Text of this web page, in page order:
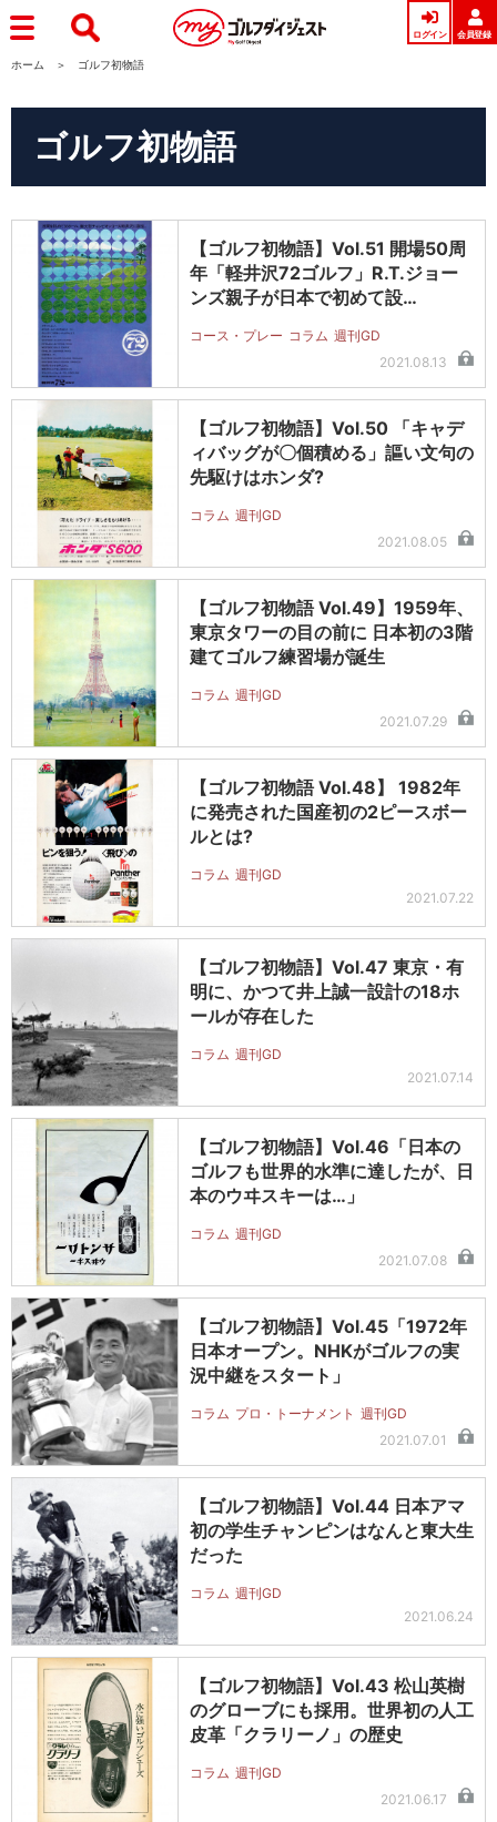
ログイン 会員登録
ホーム ゴルフ初物語
ゴルフ初物語
【ゴルフ初物語】Vol.51 開場50周
年「軽井沢72ゴルフ」R.T.ジョー
ンズ親子が日本で初めて設…
コース・プレー コラム 週刊GD
2021.08.13
【ゴルフ初物語】Vol.50 「キャデ
ィバッグが〇個積める」謳い文句の
先駆けはホンダ?
コラム 週刊GD
2021.08.05
【ゴルフ初物語 Vol.49】1959年、
東京タワーの目の前に 日本初の3階
建てゴルフ練習場が誕生
コラム 週刊GD
2021.07.29
【ゴルフ初物語 Vol.48】 1982年
に発売された国産初の2ピースボー
ルとは?
コラム 週刊GD
2021.07.22
【ゴルフ初物語】Vol.47 東京・有
明に、かつて井上誠一設計の18ホ
ールが存在した
コラム 週刊GD
2021.07.14
【ゴルフ初物語】Vol.46「日本の
ゴルフも世界的水準に達したが、日
本のウヰスキーは…」
コラム 週刊GD
2021.07.08
【ゴルフ初物語】Vol.45「1972年
日本オープン。NHKがゴルフの実
況中継をスタート」
コラム プロ・トーナメント 週刊GD
2021.07.01
【ゴルフ初物語】Vol.44 日本アマ
初の学生チャンピンはなんと東大生
だった
コラム 週刊GD
2021.06.24
【ゴルフ初物語】Vol.43 松山英樹
のグローブにも採用。世界初の人工
皮革「クラリーノ」の歴史
コラム 週刊GD
2021.06.17